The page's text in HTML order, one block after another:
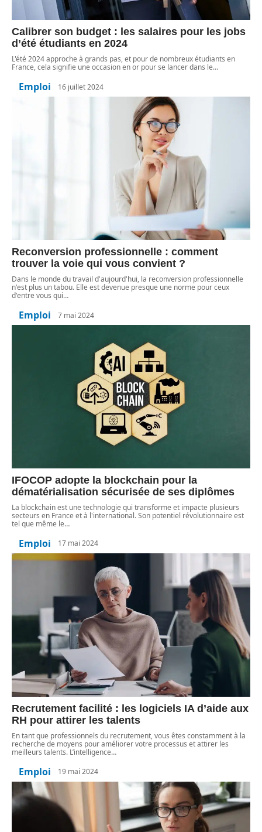
Calibrer son budget : les salaires pour les jobs
d’été étudiants en 2024
L'été 2024 approche à grands pas, et pour de nombreux étudiants en
France, cela signifie une occasion en or pour se lancer dans le…
Emploi 16 juillet 2024
Reconversion professionnelle : comment
trouver la voie qui vous convient ?
Dans le monde du travail d'aujourd'hui, la reconversion professionnelle
n'est plus un tabou. Elle est devenue presque une norme pour ceux
d'entre vous qui…
Emploi 7 mai 2024
IFOCOP adopte la blockchain pour la
dématérialisation sécurisée de ses diplômes
La blockchain est une technologie qui transforme et impacte plusieurs
secteurs en France et à l'international. Son potentiel révolutionnaire est
tel que même le…
Emploi 17 mai 2024
Recrutement facilité : les logiciels IA d’aide aux
RH pour attirer les talents
En tant que professionnels du recrutement, vous êtes constamment à la
recherche de moyens pour améliorer votre processus et attirer les
meilleurs talents. L’intelligence…
Emploi 19 mai 2024